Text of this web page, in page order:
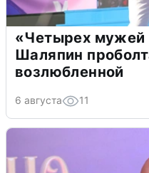
«Четырех мужей
Шаляпин
возлюбленной
6 августа 11